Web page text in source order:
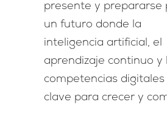
presente y prepararse
un futuro donde la
inteligencia artificial, el
aprendizaje continuo y
competencias digitales
clave para crecer y